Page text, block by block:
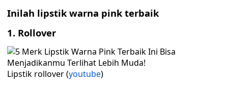
Inilah lipstik warna pink terbaik
1. Rollover
Lipstik rollover (youtube)